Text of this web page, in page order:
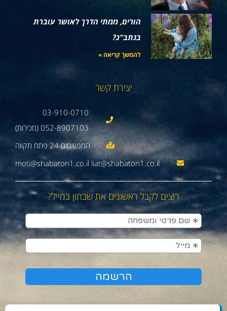
הורים, ממתי הדרך לאושר עוברת
בנתב"ג?
להמשך קריאה »
יצירת קשר
03-910-0710
052-8907103 (מכירות)
moti@shabaton1.co.il liat@shabaton1.co.il
רוצים לקבל ראשונים את שבתון במייל?